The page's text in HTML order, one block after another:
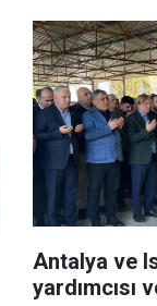
Antalya ve
yardımcısı